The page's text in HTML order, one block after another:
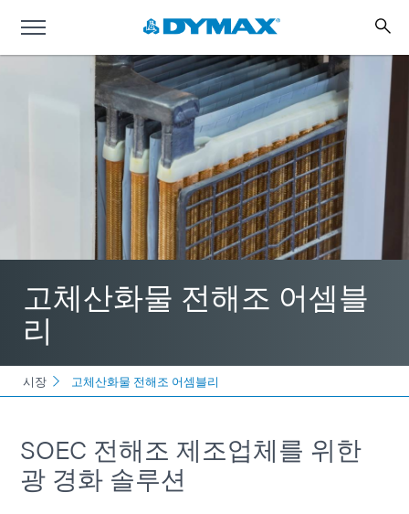
고체산화물 전해조 어셈블
리
시장 고체산화물 전해조 어셈블리
SOEC 전해조 제조업체를 위한
광 경화 솔루션